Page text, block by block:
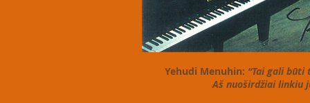
Yehudi Menuhin: “Tai gali
Aš nuoširdžiai linkiu